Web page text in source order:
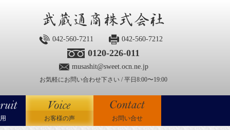
042-560-7211 042-560-7212
0120-226-011
musashit@sweet.ocn.ne.jp
お気軽にお問い合わせ下さい / 平日8:00〜19:00
お客様の声 お問い合せ